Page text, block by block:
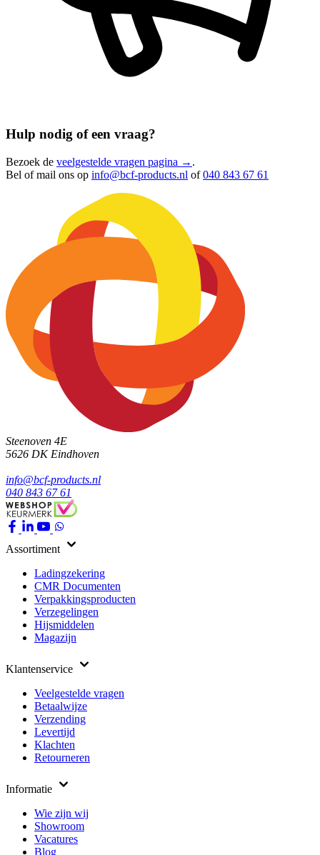
Hulp nodig of een vraag?
Bezoek de veelgestelde vragen pagina → .
Bel of mail ons op info@bcf-products.nl of040 843 67 61
Steenoven 4E
5626 DK Eindhoven
info@bcf-products.nl
040 843 67 61
Assortiment
Ladingzekering
CMR Documenten
Verpakkingsproducten
Verzegelingen
Hijsmiddelen
Magazijn
Klantenservice
Veelgestelde vragen
Betaalwijze
Verzending
Levertijd
Klachten
Retourneren
Informatie
Wie zijn wij
Showroom
Vacatures
Blog